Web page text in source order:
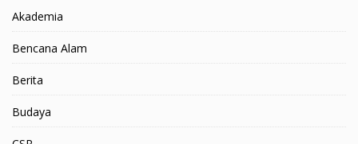
Akademia
Bencana Alam
Berita
Budaya